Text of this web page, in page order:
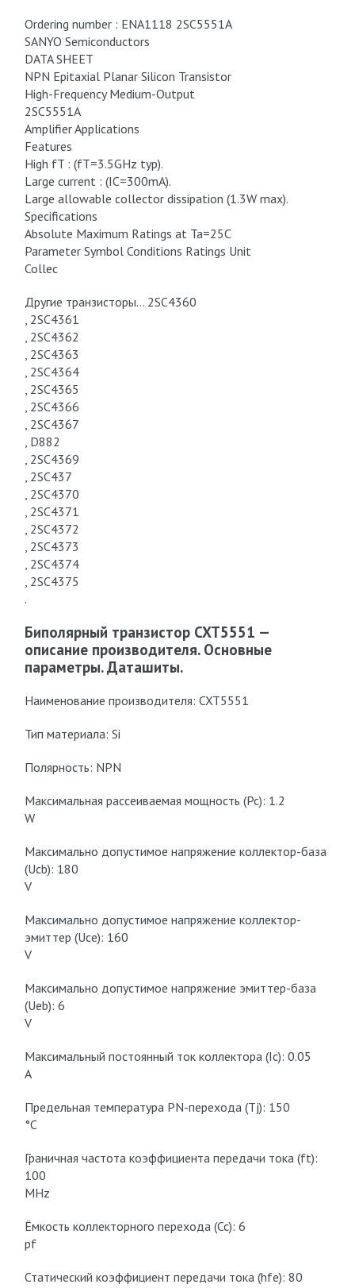
Ordering number : ENA1118 2SC5551A
SANYO Semiconductors
DATA SHEET
NPN Epitaxial Planar Silicon Transistor
High-Frequency Medium-Output
2SC5551A
Amplifier Applications
Features
High fT : (fT=3.5GHz typ).
Large current : (IC=300mA).
Large allowable collector dissipation (1.3W max).
Specifications
Absolute Maximum Ratings at Ta=25C
Parameter Symbol Conditions Ratings Unit
Collec
Другие транзисторы… 2SC4360
, 2SC4361
, 2SC4362
, 2SC4363
, 2SC4364
, 2SC4365
, 2SC4366
, 2SC4367
, D882
, 2SC4369
, 2SC437
, 2SC4370
, 2SC4371
, 2SC4372
, 2SC4373
, 2SC4374
, 2SC4375
.
Биполярный транзистор CXT5551 —
описание производителя. Основные
параметры. Даташиты.
Наименование производителя: CXT5551
Тип материала: Si
Полярность: NPN
Максимальная рассеиваемая мощность (Pc): 1.2
W
Макcимально допустимое напряжение коллектор-база
(Ucb): 180
V
Макcимально допустимое напряжение коллектор-
эмиттер (Uce): 160
V
Макcимально допустимое напряжение эмиттер-база
(Ueb): 6
V
Макcимальный постоянный ток коллектора (Ic): 0.05
A
Предельная температура PN-перехода (Tj): 150
°C
Граничная частота коэффициента передачи тока (ft):
100
MHz
Ёмкость коллекторного перехода (Cc): 6
pf
Статический коэффициент передачи тока (hfe): 80